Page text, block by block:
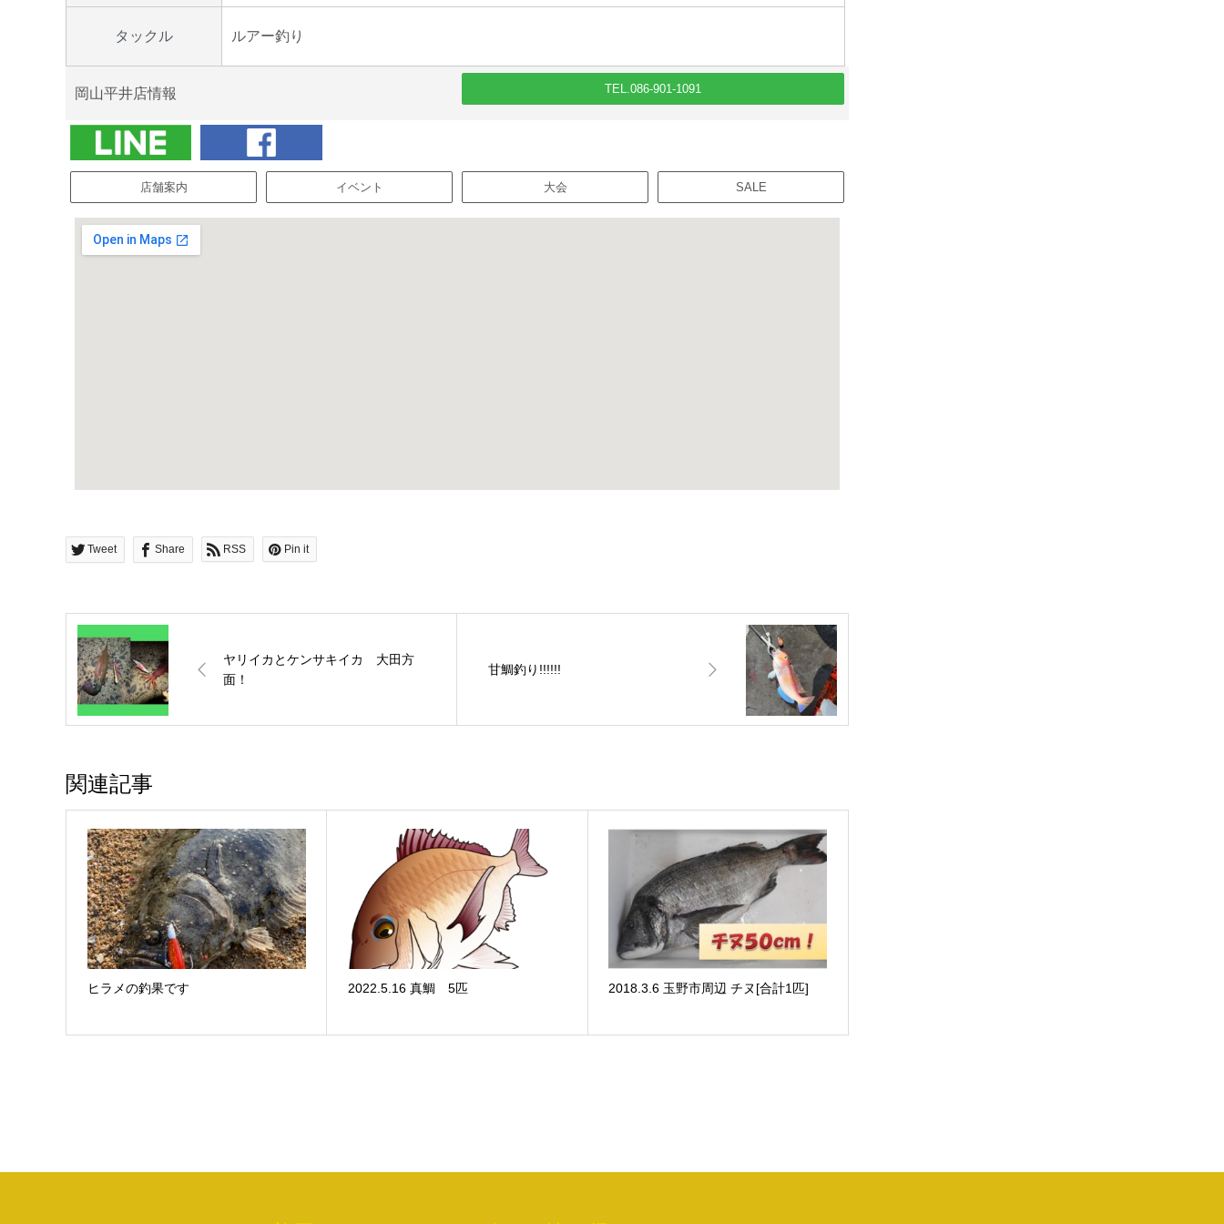
タックル ルアー釣り
岡山平井店情報 TEL.086-901-1091
店舗案内 イベント 大会 SALE
Tweet Share RSS Pin it
ヤリイカとケンサキイカ 大田方
面！
甘鯛釣り!!!!!!
関連記事
ヒラメの釣果です 2022.5.16 真鯛 5匹 2018.3.6 玉野市周辺 チヌ[合計1匹]